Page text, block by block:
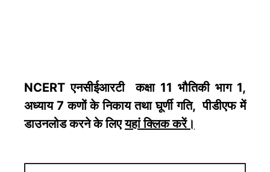
NCERT एनसीईआरटी कक्षा 11 भौतिकी भाग 1,
अध्याय 7 कणों के निकाय तथा घूर्णी गति, पीडीएफ में
डाउनलोड करने के लिएयहां क्लिक करें।